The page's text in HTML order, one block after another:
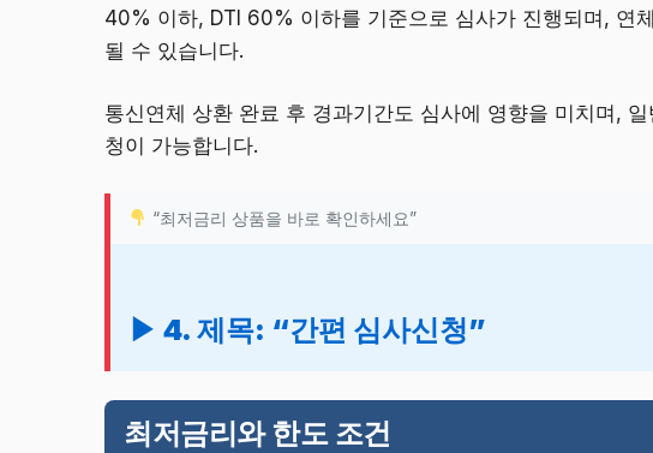
40% 이하, DTI 60% 이하를 기준으로 심사가 진행되며, 연
될 수 있습니다.
통신연체 상환 완료 후 경과기간도 심사에 영향을 미치며,
청이 가능합니다.
“최저금리 상품을 바로 확인하세요”
▶ 4. 제목: “간편 심사신청”
최저금리와 한도 조건